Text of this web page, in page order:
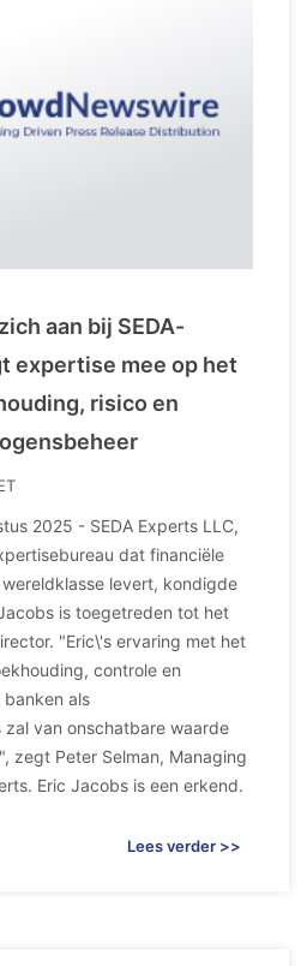
aan bij SEDA-
expertise mee op het
risico en
2025 - SEDA Experts LLC,
dat financiële
levert, kondigde
is toegetreden tot het
"Eric\'s ervaring met het
controle en
als
van onschatbare waarde
zegt Peter Selman, Managing
Eric Jacobs is een erkend.
Lees verder >>